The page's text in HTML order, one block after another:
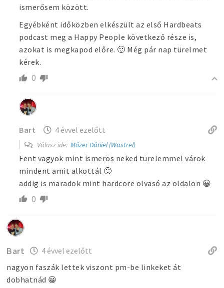
ismerősem között.
Egyébként időközben elkészült az első Hardbeats
podcast meg a Happy People következő része is,
azokat is megkapod előre. 🙂 Még pár nap türelmet
kérek.
0
Bart 4 évvel ezelőtt
Válasz ide: Mózer Dániel (Wastrel)
Fent vagyok mint ismerös neked türelemmel várok
mindent amit alkottál 🙂
addig is maradok mint hardcore olvasó az oldalon 😀
0
Bart
4 évvel ezelőtt
nagyon faszák lettek viszont pm-be linkeket át
dobhatnád 😀